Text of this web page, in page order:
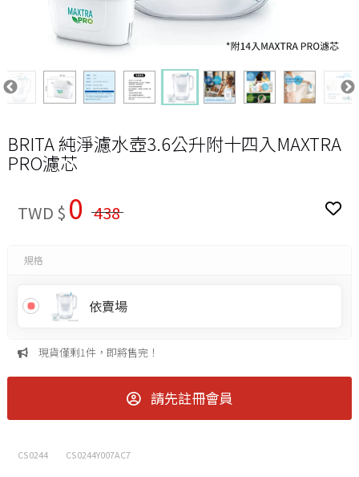
BRITA 純淨濾水壺3.6公升附十四入MAXTRA
PRO濾芯
TWD $ 0 438
規格
依賣場
現貨僅剩1件，即將售完！
請先註冊會員
CS0244 CS0244Y007AC7